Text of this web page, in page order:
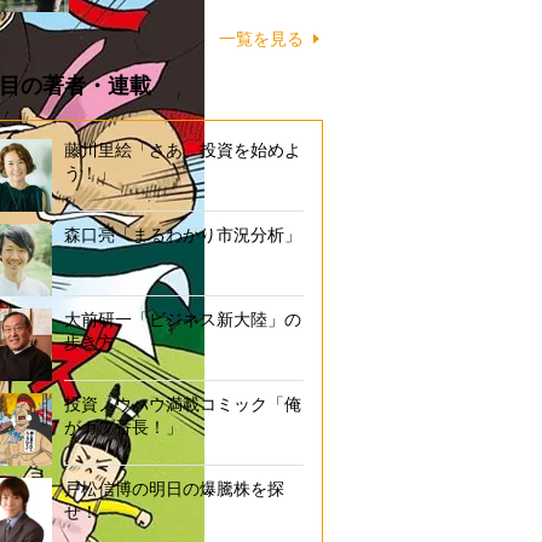
一覧を見る
の著者・連載
藤川里絵「さあ、投資を始めよ
う！」
森口亮「まるわかり市況分析」
大前研一「ビジネス新大陸」の
歩き方
投資ノウハウ満載コミック「俺
がカブ番長！」
戸松信博の明日の爆騰株を探
せ！